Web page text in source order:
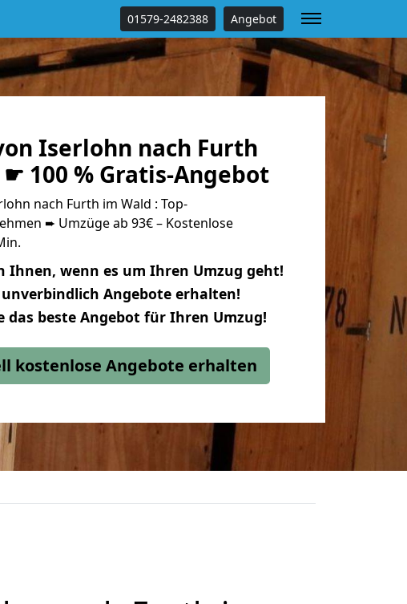
01579-2482388 Angebot
Iserlohn nach Furth
100 % Gratis-Angebot
nach Furth im Wald : Top-
➨ Umzüge ab 93€ – Kostenlose
Ihnen, wenn es um Ihren Umzug geht!
unverbindlich Angebote erhalten!
das beste Angebot für Ihren Umzug!
kostenlose Angebote erhalten